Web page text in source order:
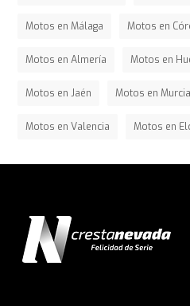
Motos en Málaga Motos en
Motos en Almería Motos en
Motos en Jaén Motos en Murcia
Motos en Valencia Motos en